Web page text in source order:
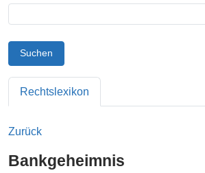
Suchen
Rechtslexikon
Zurück
Bankgeheimnis